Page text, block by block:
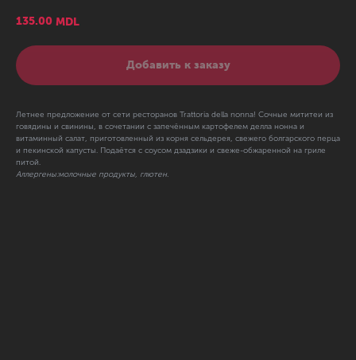
135.00 MDL
Добавить к заказу
Летнее предложение от сети ресторанов Trattoria della nonna! Сочные мититеи из
говядины и свинины, в сочетании с запечённым картофелем делла нонна и
витаминный салат, приготовленный из корня сельдерея, свежего болгарского перца
и пекинской капусты. Подаётся с соусом дзадзики и свеже-обжаренной на гриле
питой.
Аллергены:молочные продукты, глютен.